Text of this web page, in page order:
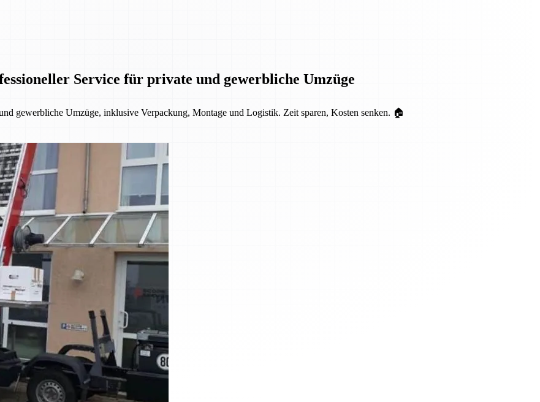
Service für private und gewerbliche Umzüge
gewerbliche Umzüge, inklusive Verpackung, Montage und Logistik. Zeit sparen, Kosten senken. 🏠